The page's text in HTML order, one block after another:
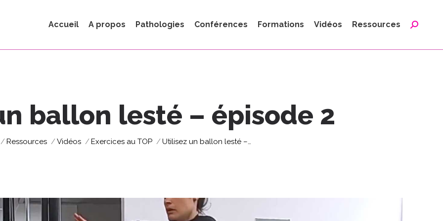
Accueil A propos Pathologies Conférences Formations Vidéos Ressources
ballon lesté – épisode 2
ici :
Ressources Vidéos Exercices au TOP Utilisez un ballon lesté –…